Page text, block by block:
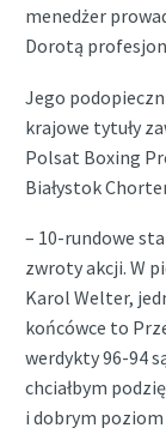
menedżer
Dorotą
Jego
krajowe tytuły
Polsat Boxing
Białystok
– 10-rundowe
zwroty akcji. W
Karol Welter,
końcówce to
werdykty 96-94
chciałbym
i dobrym